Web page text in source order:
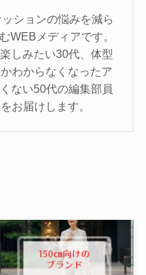
ションの悩みを減ら
WEBメディアです。
しみたい30代、体型
わからなくなったア
ない50代の編集部員
お届けします。